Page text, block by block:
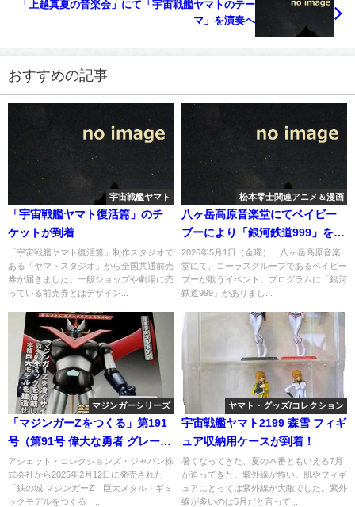
「上越真夏の音楽会」にて「宇宙戦艦ヤマトのテー
マ」を演奏へ
おすすめの記事
宇宙戦艦ヤマト
「宇宙戦艦ヤマト復活篇」のチ
ケットが到着
「宇宙戦艦ヤマト復活篇」制作スタジオで
ある「ヤマトスタジオ」から全国共通前売
券が届きました。一般ショップや劇場に売
っている前売券とはデザイン...
松本零士関連アニメ＆漫画
八ヶ岳高原音楽堂にてベイビー
ブーにより「銀河鉄道999」を歌
う
2026年5月1日（金曜）、八ヶ岳高原音楽
堂にて、コーラスグループであるベイビー
ブーが歌うイベント。プログラムに「銀河
鉄道999」がありまし...
マジンガーシリーズ
「マジンガーZをつくる」第191
号（第91号 偉大な勇者 グレート
マジンガー 編）
アシェット・コレクションズ・ジャパン株
式会社から2025年2月12日に発売された
「鉄の城 マジンガーZ 巨大メタル・ギミ
ックモデルをつくる」...
ヤマト・グッズ/コレクション
宇宙戦艦ヤマト2199 森雪 フィギ
ュア収納用ケースが到着！
暑くなってきた、夏の本番ともいえる7月
が迫ってきた。紫外線が怖い。肌やフィギ
ュアにとっては紫外線が大敵でした。紫外
線が多いのは5月だと言って...